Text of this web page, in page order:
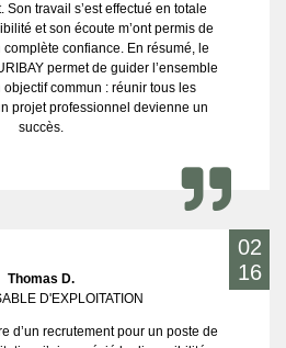
Son travail s’est effectué en totale
et son écoute m’ont permis de
confiance. En résumé, le
permet de guider l’ensemble
commun : réunir tous les
projet professionnel devienne un
succès.
02
16
Thomas D.
D'EXPLOITATION
d’un recrutement pour un poste de